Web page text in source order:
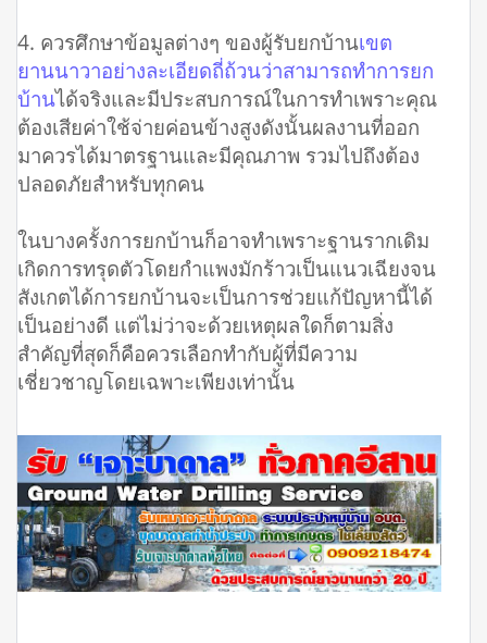
4. ควรศึกษาข้อมูลต่างๆ ของผู้รับยกบ้านเขต
ยานนาวาอย่างละเอียดถี่ถ้วนว่าสามารถทำการยก
บ้านได้จริงและมีประสบการณ์ในการทำเพราะคุณ
ต้องเสียค่าใช้จ่ายค่อนข้างสูงดังนั้นผลงานที่ออก
มาควรได้มาตรฐานและมีคุณภาพ รวมไปถึงต้อง
ปลอดภัยสำหรับทุกคน
ในบางครั้งการยกบ้านก็อาจทำเพราะฐานรากเดิม
เกิดการทรุดตัวโดยกำแพงมักร้าวเป็นแนวเฉียงจน
สังเกตได้การยกบ้านจะเป็นการช่วยแก้ปัญหานี้ได้
เป็นอย่างดี แต่ไม่ว่าจะด้วยเหตุผลใดก็ตามสิ่ง
สำคัญที่สุดก็คือควรเลือกทำกับผู้ที่มีความ
เชี่ยวชาญโดยเฉพาะเพียงเท่านั้น